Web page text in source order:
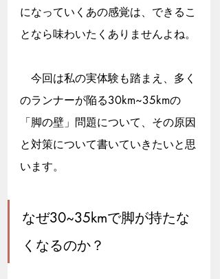
になっていくあの感覚は、できるこ
となら味わいたくありませんよね。
今回は私の実体験も踏まえ、多く
のランナーが陥る30km~35kmの
「脚の壁」問題について、その原因
と対策について書いていきたいと思
います。
なぜ30~35kmで脚が持たな
くなるのか？